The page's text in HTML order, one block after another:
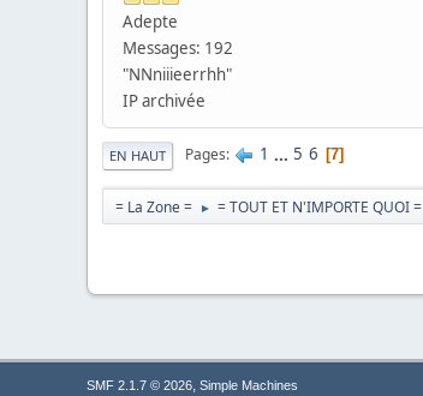
Adepte
Messages: 192
"NNniiieerrhh"
IP archivée
EN HAUT Pages 1 ... 5 6 7
= La Zone = ► = TOUT ET N'IMPORTE QUOI =
SMF 2.1.7 © 2026, Simple Machines